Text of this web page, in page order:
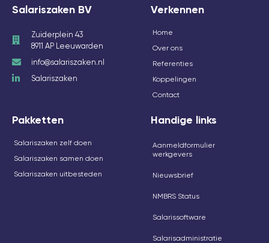
Salariszaken BV
Zuiderplein 43
8911 AP Leeuwarden
info@salariszaken.nl
Salariszaken
Verkennen
Home
Over ons
Referenties
Koppelingen
Contact
Pakketten
Salariszaken zelf doen
Salariszaken samen doen
Salariszaken uitbesteden
Handige links
Aanmeldformulier
werkgevers
Nieuwsbrief
NMBRS Status
Salarissoftware
Salarisadministratie